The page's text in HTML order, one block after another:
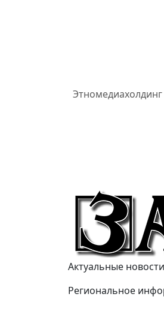
Этномедиахолдинг
Замана
Актуальные
Региональное